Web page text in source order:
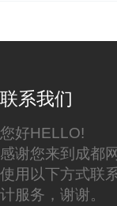
联系我们
您好HELLO!
感谢您来到成都
使用以下方式联
计服务，谢谢。